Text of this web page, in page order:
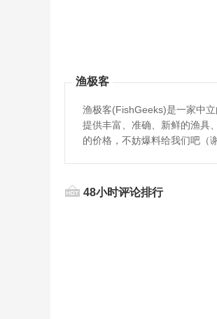
渔极客
渔极客(FishGeeks)是一家中
提供丰富、准确、新鲜的渔具
的价格，不妨爆料给我们吧（
48小时评论排行